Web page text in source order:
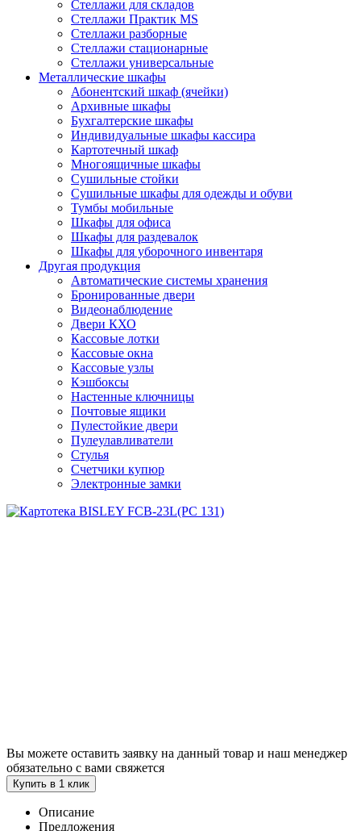
Стеллажи для складов
Стеллажи Практик MS
Стеллажи разборные
Стеллажи стационарные
Стеллажи универсальные
Металлические шкафы
Абонентский шкаф (ячейки)
Архивные шкафы
Бухгалтерские шкафы
Индивидуальные шкафы кассира
Картотечный шкаф
Многоящичные шкафы
Сушильные стойки
Сушильные шкафы для одежды и обуви
Тумбы мобильные
Шкафы для офиса
Шкафы для раздевалок
Шкафы для уборочного инвентаря
Другая продукция
Автоматические системы хранения
Бронированные двери
Видеонаблюдение
Двери КХО
Кассовые лотки
Кассовые окна
Кассовые узлы
Кэшбоксы
Настенные ключницы
Почтовые ящики
Пулестойкие двери
Пулеулавливатели
Стулья
Счетчики купюр
Электронные замки
Вы можете оставить заявку на данный товар и наш менеджер
обязательно с вами свяжется
Купить в 1 клик
Описание
Предложения